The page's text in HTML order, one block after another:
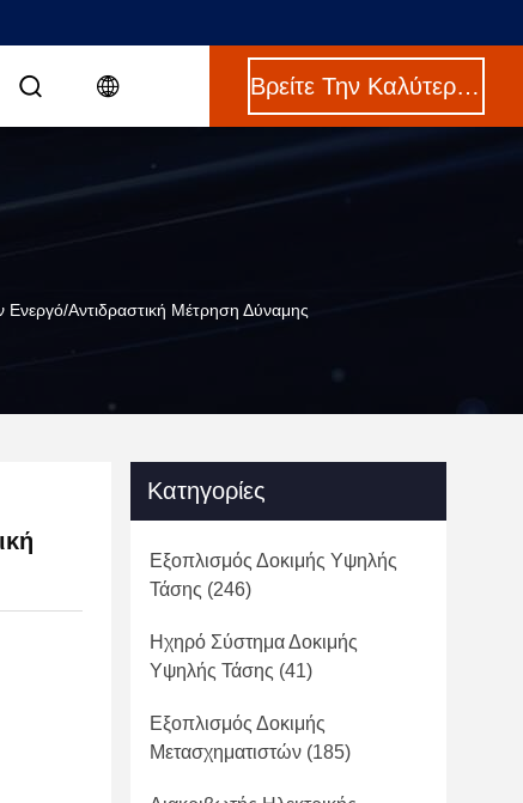
Βρείτε Την Καλύτερη Τιμή
αντιδραστική Μέτρηση Δύναμης
Κατηγορίες
Εξοπλισμός Δοκιμής Υψηλής
Τάσης (246)
Ηχηρό Σύστημα Δοκιμής
Υψηλής Τάσης (41)
Εξοπλισμός Δοκιμής
Μετασχηματιστών (185)